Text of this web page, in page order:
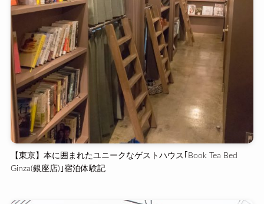
【東京】本に囲まれたユニークなゲストハウス｢Book Tea Bed
Ginza(銀座店)｣宿泊体験記